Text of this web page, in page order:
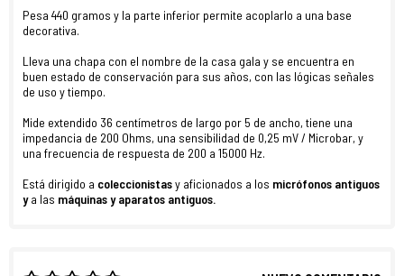
Pesa 440 gramos y la parte inferior permite acoplarlo a una base
decorativa.
Lleva una chapa con el nombre de la casa gala y se encuentra en
buen estado de conservación para sus años, con las lógicas señales
de uso y tiempo.
Mide extendido 36 centímetros de largo por 5 de ancho, tiene una
impedancia de 200 Ohms, una sensibilidad de 0,25 mV / Microbar, y
una frecuencia de respuesta de 200 a 15000 Hz.
Está dirigido a coleccionistasy aficionados a los micrófonos antiguos
ya las máquinas y aparatos antiguos.